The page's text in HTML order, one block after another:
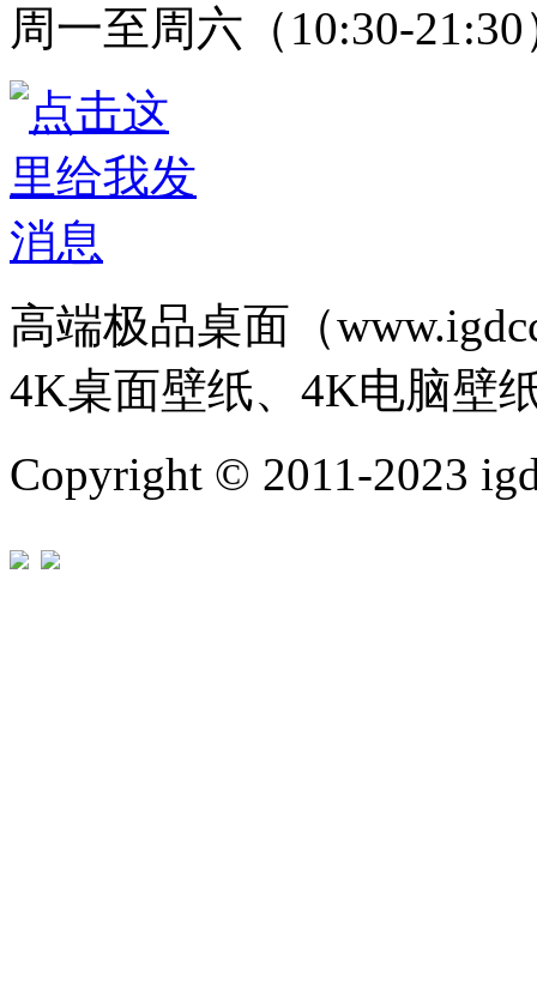
周一至周六（10:30-21:30
高端极品桌面（
4K桌面壁纸、4K电脑壁
Copyright © 2011-2023